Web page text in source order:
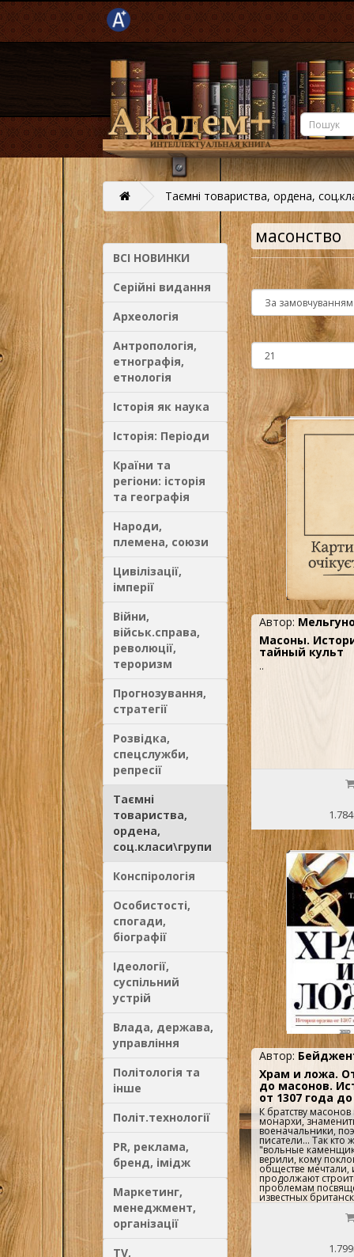
Таємні товариства, ордена,
ВСІ НОВИНКИ
Серійні видання
Археологія
Антропологія,
етнографія,
етнологія
Історія як наука
Історія: Періоди
Країни та
регіони: історія
та географія
Народи,
племена, союзи
Цивілізації,
імперії
Війни,
військ.справа,
революції,
тероризм
Прогнозування,
стратегії
Розвідка,
спецслужби,
репресії
Таємні
товариства,
ордена,
соц.класи\групи
Конспірологія
Особистості,
спогади,
біографії
Ідеології,
суспільний
устрій
Влада, держава,
управління
Політологія та
інше
Політ.технології
PR, реклама,
бренд, імідж
Маркетинг,
менеджмент,
організації
TV,
масонство
Автор:
Масоны.
тайный культ
..
Автор:
Храм и ложа.
до масонов.
от 1307 года
К братству
монархи,
военачальники,
писатели... Так кто
"вольные
верили, кому
обществе мечтали,
продолжают
проблемам
известных
М.Бейджента и
сенсационной
святой Грааль". Из
последствиям
создание